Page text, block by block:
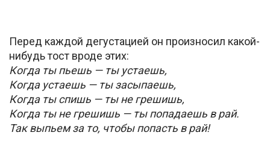
Перед каждой дегустацией он произносил какой-
нибудь тост вроде этих:
Когда ты пьешь — ты устаешь,
Когда устаешь — ты засыпаешь,
Когда ты спишь — ты не грешишь,
Когда ты не грешишь — ты попадаешь в рай.
Так выпьем за то, чтобы попасть в рай!